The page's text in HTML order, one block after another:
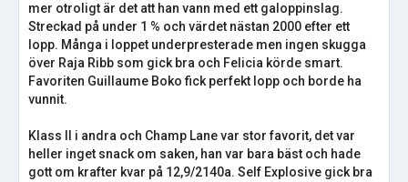
mer otroligt är det att han vann med ett galoppinslag.
Streckad på under 1 % och värdet nästan 2000 efter ett
lopp. Många i loppet underpresterade men ingen skugga
över Raja Ribb som gick bra och Felicia körde smart.
Favoriten Guillaume Boko fick perfekt lopp och borde ha
vunnit.
Klass II i andra och Champ Lane var stor favorit, det var
heller inget snack om saken, han var bara bäst och hade
gott om krafter kvar på 12,9/2140a. Self Explosive gick bra